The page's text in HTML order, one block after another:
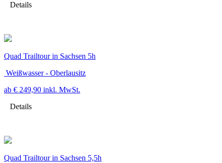
Details
Quad Trailtour in Sachsen 5h
Weißwasser - Oberlausitz
ab € 249,90 inkl. MwSt.
Details
Quad Trailtour in Sachsen 5,5h